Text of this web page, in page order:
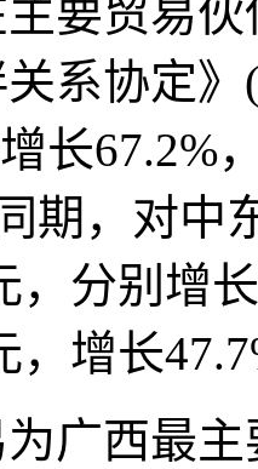
贸易伙
系协定
长67.2%
期，对中
，分别增
，增长
西最主